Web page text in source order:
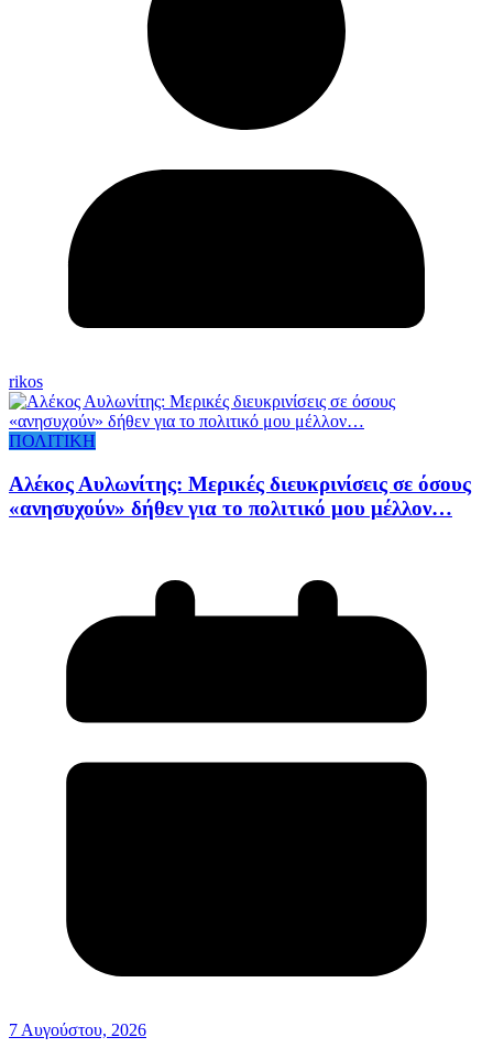
rikos
ΠΟΛΙΤΙΚΗ
Αλέκος Αυλωνίτης: Μερικές διευκρινίσεις σε όσους
«ανησυχούν» δήθεν για το πολιτικό μου μέλλον…
7 Αυγούστου, 2026